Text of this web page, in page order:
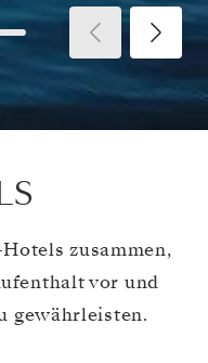
zusammen,
vor und
gewährleisten.